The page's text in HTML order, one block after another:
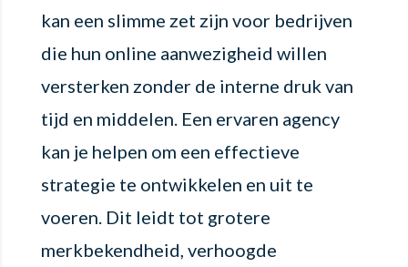
kan een slimme zet zijn voor bedrijven
die hun online aanwezigheid willen
versterken zonder de interne druk van
tijd en middelen. Een ervaren agency
kan je helpen om een effectieve
strategie te ontwikkelen en uit te
voeren. Dit leidt tot grotere
merkbekendheid, verhoogde